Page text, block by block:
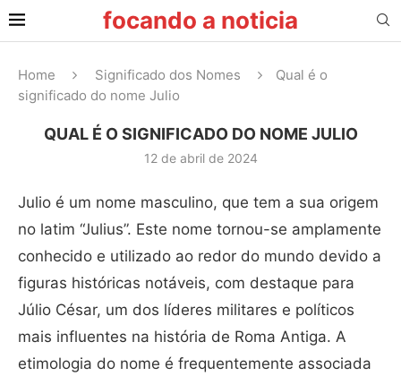
focando a noticia
Home Significado dos Nomes
Qual é o
significado do nome Julio
QUAL É O SIGNIFICADO DO NOME JULIO
12 de abril de 2024
Julio é um nome masculino, que tem a sua origem
no latim “Julius”. Este nome tornou-se amplamente
conhecido e utilizado ao redor do mundo devido a
figuras históricas notáveis, com destaque para
Júlio César, um dos líderes militares e políticos
mais influentes na história de Roma Antiga. A
etimologia do nome é frequentemente associada